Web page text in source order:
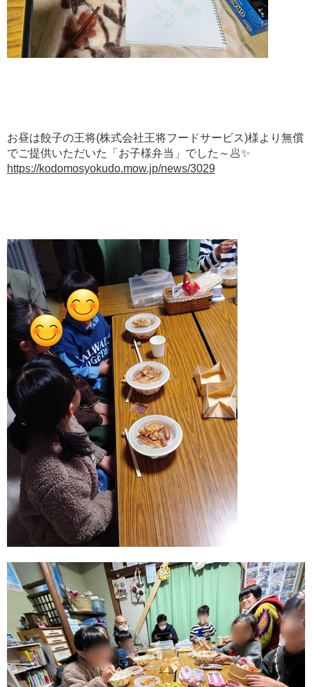
お昼は餃子の王将(株式会社王将フードサービス)様より無償
でご提供いただいた「お子様弁当」でした～🥟✨
https://kodomosyokudo.mow.jp/news/3029